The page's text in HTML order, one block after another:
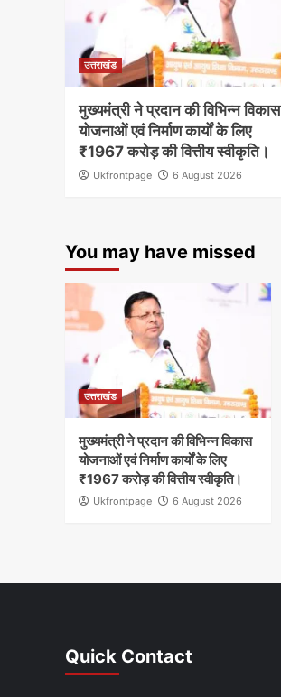
उत्तराखंड
मुख्यमंत्री ने प्रदान की विभिन्न विकास
योजनाओं एवं निर्माण कार्यों के लिए
₹1967 करोड़ की वित्तीय स्वीकृति।
Ukfrontpage 6 August 2026
You may have missed
उत्तराखंड
मुख्यमंत्री ने प्रदान की विभिन्न विकास
योजनाओं एवं निर्माण कार्यों के लिए
₹1967 करोड़ की वित्तीय स्वीकृति।
Ukfrontpage 6 August 2026
Quick Contact